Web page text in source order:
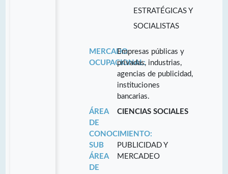
ESTRATÉGICAS Y
SOCIALISTAS
MERCADO
OCUPACIONAL:
Empresas públicas y
privadas, industrias,
agencias de publicidad,
instituciones
bancarias.
ÁREA
DE
CONOCIMIENTO:
CIENCIAS SOCIALES
SUB
ÁREA
DE
PUBLICIDAD Y
MERCADEO